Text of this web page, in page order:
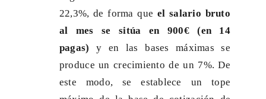
22,3%, de forma que el salario bruto
al mes se sitúa en 900€ (en 14
pagas) y en las bases máximas se
produce un crecimiento de un 7%. De
este modo, se establece un tope